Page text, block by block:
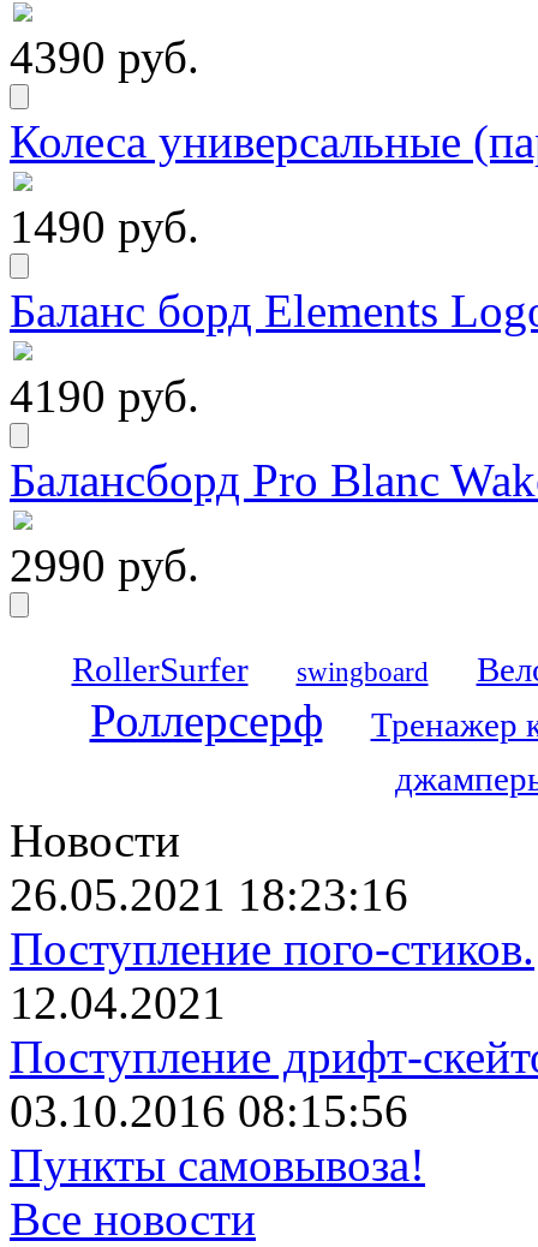
4390 руб.
Колеса универсальные
1490 руб.
Баланс борд Elements
4190 руб.
Балансборд Pro Blanc
2990 руб.
RollerSurfer swingboard
Роллерсерф
Тренажер
Новости
26.05.2021 18:23:16
Поступление пого-стиков.
12.04.2021
Поступление дрифт-
03.10.2016 08:15:56
Пункты самовывоза!
Все новости